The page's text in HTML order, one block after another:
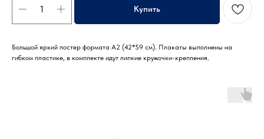
Купить
Большой яркий постер формата А2 (42*59 см). Плакаты выполнены на
гибком пластике, в комплекте идут липкие кружочки-крепления.